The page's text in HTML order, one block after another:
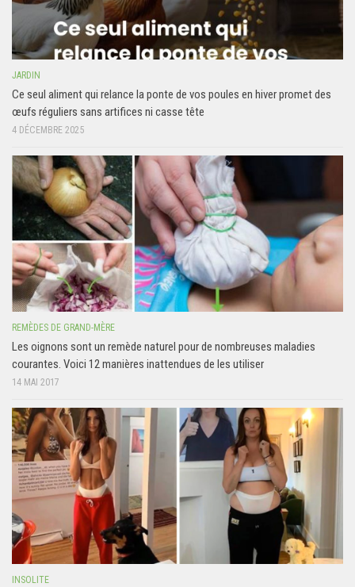
JARDIN
Ce seul aliment qui relance la ponte de vos poules en hiver promet des
œufs réguliers sans artifices ni casse tête
4 DÉCEMBRE 2025
REMÈDES DE GRAND-MÈRE
Les oignons sont un remède naturel pour de nombreuses maladies
courantes. Voici 12 manières inattendues de les utiliser
14 MAI 2017
INSOLITE